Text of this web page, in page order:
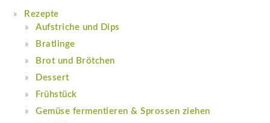
Rezepte
Aufstriche und Dips
Bratlinge
Brot und Brötchen
Dessert
Frühstück
Gemüse fermentieren & Sprossen ziehen